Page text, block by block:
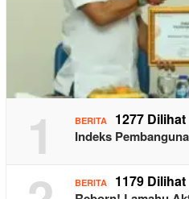
1 BERITA 1277 Dilihat
Indeks
BERITA 1179 Dilihat